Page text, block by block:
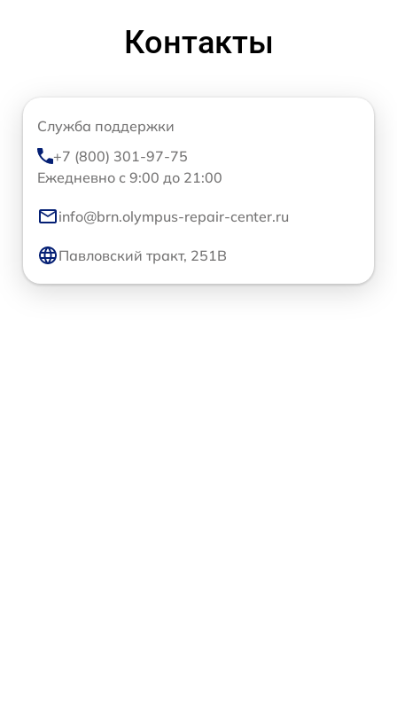
Контакты
Служба поддержки
+7 (800) 301-97-75
Ежедневно с 9:00 до 21:00
info@brn.olympus-repair-center.ru
Павловский тракт, 251В